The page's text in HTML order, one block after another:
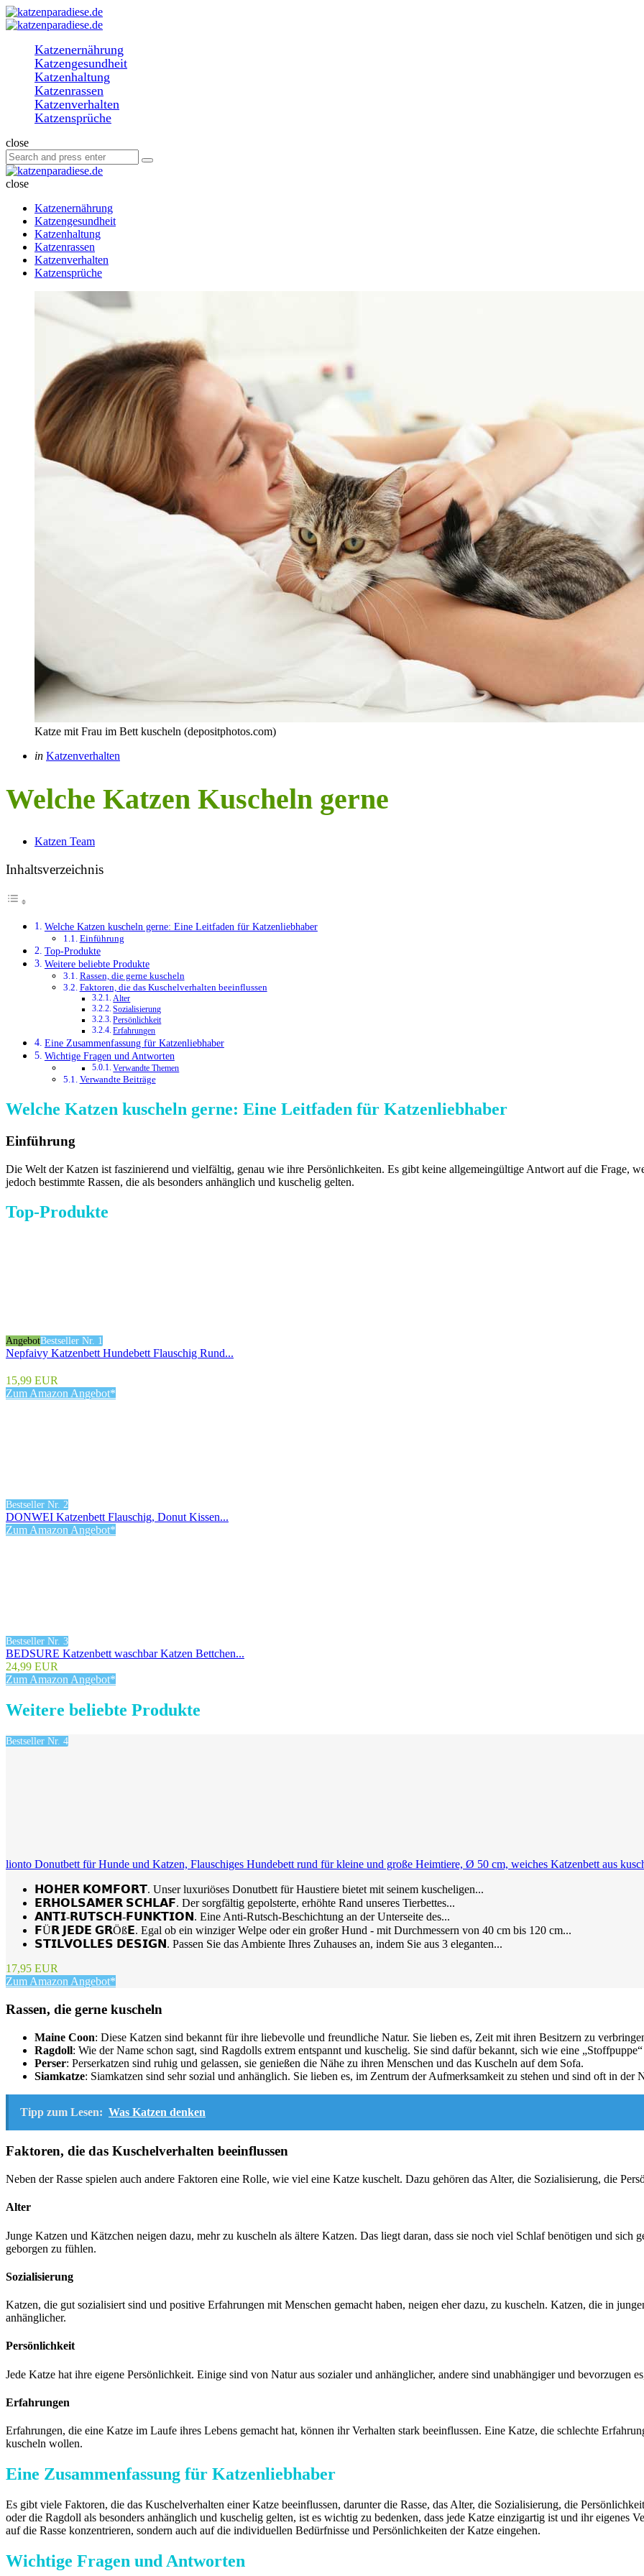
Menu
Search
katzenparadiese.de
Katzenernährung
Katzengesundheit
Katzenhaltung
Katzenrassen
Katzenverhalten
Katzensprüche
Search
close
Search
for:
Search
katzenparadiese.de
close
Katzenernährung
Katzengesundheit
Katzenhaltung
Katzenrassen
Katzenverhalten
Katzensprüche
Katze mit Frau im Bett kuscheln (depositphotos.com)
Categories
Posted
in Katzenverhalten
Welche Katzen Kuscheln gerne
Posted
Katzen Team
Inhaltsverzeichnis
Welche Katzen kuscheln gerne: Eine Leitfaden für Katzenliebhaber
Einführung
Top-Produkte
Weitere beliebte Produkte
Rassen, die gerne kuscheln
Faktoren, die das Kuschelverhalten beeinflussen
Alter
Sozialisierung
Persönlichkeit
Erfahrungen
Eine Zusammenfassung für Katzenliebhaber
Wichtige Fragen und Antworten
Verwandte Themen
Verwandte Beiträge
Welche Katzen kuscheln gerne: Eine Leitfaden für Katzenliebhaber
Einführung
Die Welt der Katzen ist faszinierend und vielfältig, genau wie ihre Persönlichkeiten. Es gibt keine allgemeingültige Antwort auf die Frage,
jedoch bestimmte Rassen, die als besonders anhänglich und kuschelig gelten.
Top-Produkte
AngebotBestseller Nr. 1
Nepfaivy Katzenbett Hundebett Flauschig Rund...
15,99 EUR
Zum Amazon Angebot*
Bestseller Nr. 2
DONWEI Katzenbett Flauschig, Donut Kissen...
Zum Amazon Angebot*
Bestseller Nr. 3
BEDSURE Katzenbett waschbar Katzen Bettchen...
24,99 EUR
Zum Amazon Angebot*
Weitere beliebte Produkte
Bestseller Nr. 4
lionto Donutbett für Hunde und Katzen, Flauschiges Hundebett rund für kleine und große Heimtiere, Ø 50 cm, weiches Katzenbett aus
𝗛𝗢𝗛𝗘𝗥 𝗞𝗢𝗠𝗙𝗢𝗥𝗧. Unser luxuriöses Donutbett für Haustiere bietet mit seinem kuscheligen...
𝗘𝗥𝗛𝗢𝗟𝗦𝗔𝗠𝗘𝗥 𝗦𝗖𝗛𝗟𝗔𝗙. Der sorgfältig gepolsterte, erhöhte Rand unseres Tierbettes...
𝗔𝗡𝗧𝗜-𝗥𝗨𝗧𝗦𝗖𝗛-𝗙𝗨𝗡𝗞𝗧𝗜𝗢𝗡. Eine Anti-Rutsch-Beschichtung an der Unterseite des...
𝗙Ü𝗥 𝗝𝗘𝗗𝗘 𝗚𝗥Öß𝗘. Egal ob ein winziger Welpe oder ein großer Hund - mit Durchmessern von 40 cm bis 120 cm...
𝗦𝗧𝗜𝗟𝗩𝗢𝗟𝗟𝗘𝗦 𝗗𝗘𝗦𝗜𝗚𝗡. Passen Sie das Ambiente Ihres Zuhauses an, indem Sie aus 3 eleganten...
17,95 EUR
Zum Amazon Angebot*
Rassen, die gerne kuscheln
Maine Coon: Diese Katzen sind bekannt für ihre liebevolle und freundliche Natur. Sie lieben es, Zeit mit ihren Besitzern zu
Ragdoll: Wie der Name schon sagt, sind Ragdolls extrem entspannt und kuschelig. Sie sind dafür bekannt, sich wie eine
Perser: Perserkatzen sind ruhig und gelassen, sie genießen die Nähe zu ihren Menschen und das Kuscheln auf dem Sofa.
Siamkatze: Siamkatzen sind sehr sozial und anhänglich. Sie lieben es, im Zentrum der Aufmerksamkeit zu stehen und sind oft in der
Tipp zum Lesen: Was Katzen denken
Faktoren, die das Kuschelverhalten beeinflussen
Neben der Rasse spielen auch andere Faktoren eine Rolle, wie viel eine Katze kuschelt. Dazu gehören das Alter, die Sozialisierung, die
Alter
Junge Katzen und Kätzchen neigen dazu, mehr zu kuscheln als ältere Katzen. Das liegt daran, dass sie noch viel Schlaf benötigen und sich
geborgen zu fühlen.
Sozialisierung
Katzen, die gut sozialisiert sind und positive Erfahrungen mit Menschen gemacht haben, neigen eher dazu, zu kuscheln. Katzen, die in
anhänglicher.
Persönlichkeit
Jede Katze hat ihre eigene Persönlichkeit. Einige sind von Natur aus sozialer und anhänglicher, andere sind unabhängiger und bevorzugen
Erfahrungen
Erfahrungen, die eine Katze im Laufe ihres Lebens gemacht hat, können ihr Verhalten stark beeinflussen. Eine Katze, die schlechte
kuscheln wollen.
Eine Zusammenfassung für Katzenliebhaber
Es gibt viele Faktoren, die das Kuschelverhalten einer Katze beeinflussen, darunter die Rasse, das Alter, die Sozialisierung, die
oder die Ragdoll als besonders anhänglich und kuschelig gelten, ist es wichtig zu bedenken, dass jede Katze einzigartig ist und ihr eigenes
auf die Rasse konzentrieren, sondern auch auf die individuellen Bedürfnisse und Persönlichkeiten der Katze eingehen.
Wichtige Fragen und Antworten